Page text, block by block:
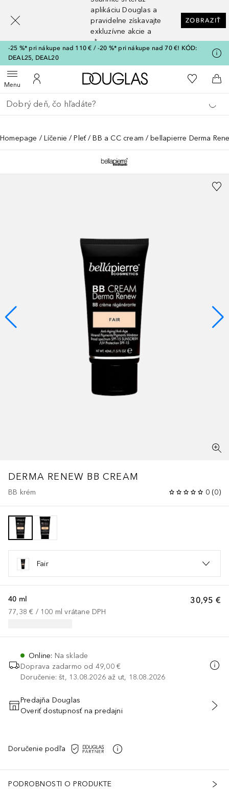
aplikáciu Douglas a
pravidelne získavajte
exkluzívne akcie a
zľavy
ZOBRAZIŤ
-25 %* pri nákupe nad 110 € / -20 %* pri nákupe nad 70 €! KÓD:
DEAL25, DEAL20
MenuOtvoriť menuDo môjho účtu
Domov Do môjho
Do
Choď späť
Vykonajte vyhľadávanie
Homepage Líčenie Pleť BB a CC cream bellapierre Derma
DERMA RENEW BB CREAM
BB krém 0 (0)
Fair
30,95 €
40 ml
77,38 € / 100 ml vrátane DPH
Online: Na sklade
Doprava zadarmo od 49,00 €
Doručenie: št, 13.08.2026 až ut, 18.08.2026
PRIDAŤ DO KOŠÍKA
Predajňa Douglas
Overiť dostupnosť na predajni
Doručenie podľa
PODROBNOSTI O PRODUKTE
[navigation.slideout.screenreader]